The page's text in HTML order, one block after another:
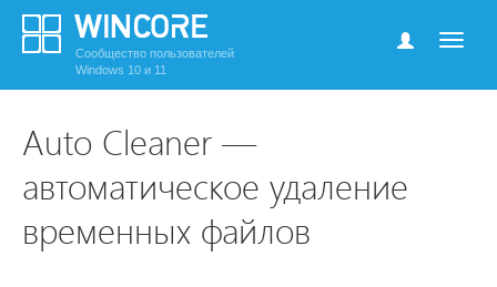
Сообщество пользователей
Windows 10 и 11
Auto Cleaner —
автоматическое удаление
временных файлов